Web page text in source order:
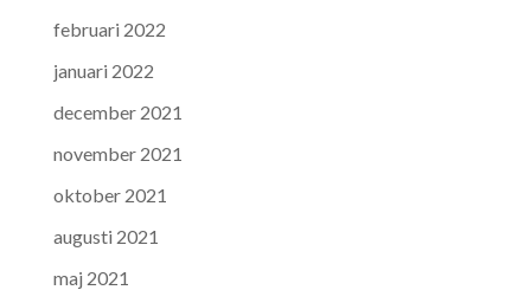
februari 2022
januari 2022
december 2021
november 2021
oktober 2021
augusti 2021
maj 2021